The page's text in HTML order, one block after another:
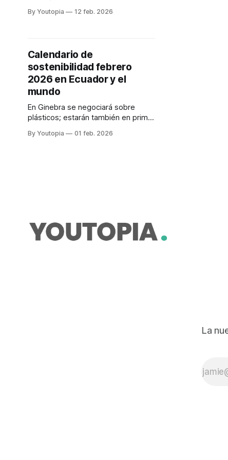
del Ecuador, en busca de mercados
By Youtopia 12 feb. 2026
Calendario de
sostenibilidad febrero
2026 en Ecuador y el
mundo
En Ginebra se negociará sobre
plásticos; estarán también en primer
ecosistemas y especies, la
By Youtopia 01 feb. 2026
La